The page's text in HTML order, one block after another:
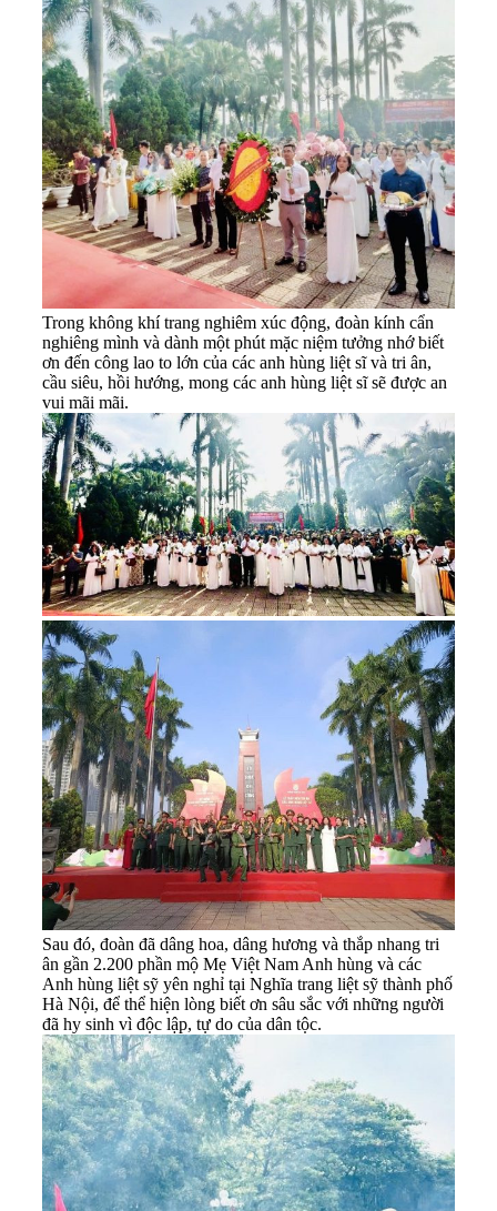
Trong không khí trang nghiêm xúc động, đoàn kính cẩn
nghiêng mình và dành một phút mặc niệm tưởng nhớ biết
ơn đến công lao to lớn của các anh hùng liệt sĩ và tri ân,
cầu siêu, hồi hướng, mong các anh hùng liệt sĩ sẽ được an
vui mãi mãi.
Sau đó, đoàn đã dâng hoa, dâng hương và thắp nhang tri
ân gần 2.200 phần mộ Mẹ Việt Nam Anh hùng và các
Anh hùng liệt sỹ yên nghỉ tại Nghĩa trang liệt sỹ thành phố
Hà Nội, để thể hiện lòng biết ơn sâu sắc với những người
đã hy sinh vì độc lập, tự do của dân tộc.